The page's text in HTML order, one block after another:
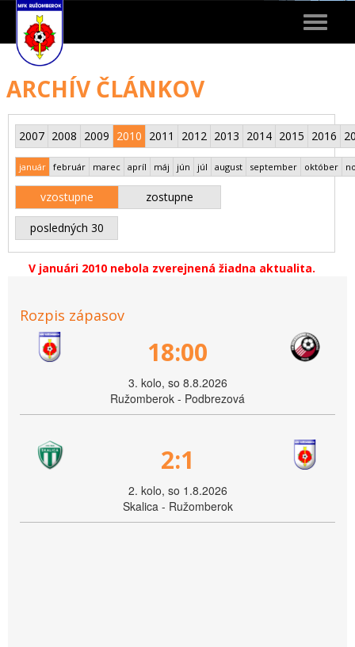
Toggle
ARCHÍV ČLÁNKOV
2007 2008 2009 2010 2011 2012 2013 2014 2015 2016
január február marec apríl máj jún júl august september október
vzostupne zostupne
posledných 30
V januári 2010 nebola zverejnená žiadna aktualita.
Rozpis zápasov
18:00
3. kolo, so 8.8.2026
Ružomberok - Podbrezová
2:1
2. kolo, so 1.8.2026
Skalica - Ružomberok